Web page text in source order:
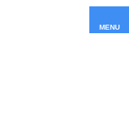
MENU